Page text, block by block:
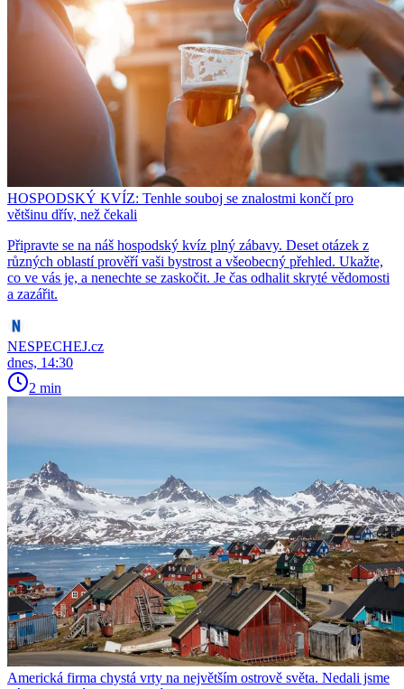
HOSPODSKÝ KVÍZ: Tenhle souboj se znalostmi končí pro
většinu dřív, než čekali
Připravte se na náš hospodský kvíz plný zábavy. Deset otázek z
různých oblastí prověří vaši bystrost a všeobecný přehled. Ukažte,
co ve vás je, a nenechte se zaskočit. Je čas odhalit skryté vědomosti
a zazářit.
NESPECHEJ.cz
dnes, 14:30
2 min
Americká firma chystá vrty na největším ostrově světa. Nedali jsme